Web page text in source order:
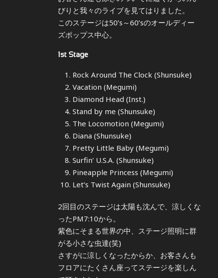
びりと我々のライブを見てはりました。
このステージは50’s～60’sのオールディー
ズポップス中心。
1st Stage
Rock Around The Clock (Shunsuke)
Vacation (Megumi)
Diamond Head (Inst.)
Stand by me (Shunsuke)
The Locomotion (Megumi)
Diana (Shunsuke)
Pretty Little Baby (Megumi)
Surfin’ U.S.A. (Shunsuke)
Pineapple Princess (Megumi)
Let’s Twist Again (Shunsuke)
2回目のステージは太陽も沈んで、涼しくな
ったPM7:10から。
紫色にそまる世界の中、ステージ照明に群
がる小さな虫達(笑)
さすがに涼しくなったからか、お客さんも
フロアにたくさん座ってステージを楽しん